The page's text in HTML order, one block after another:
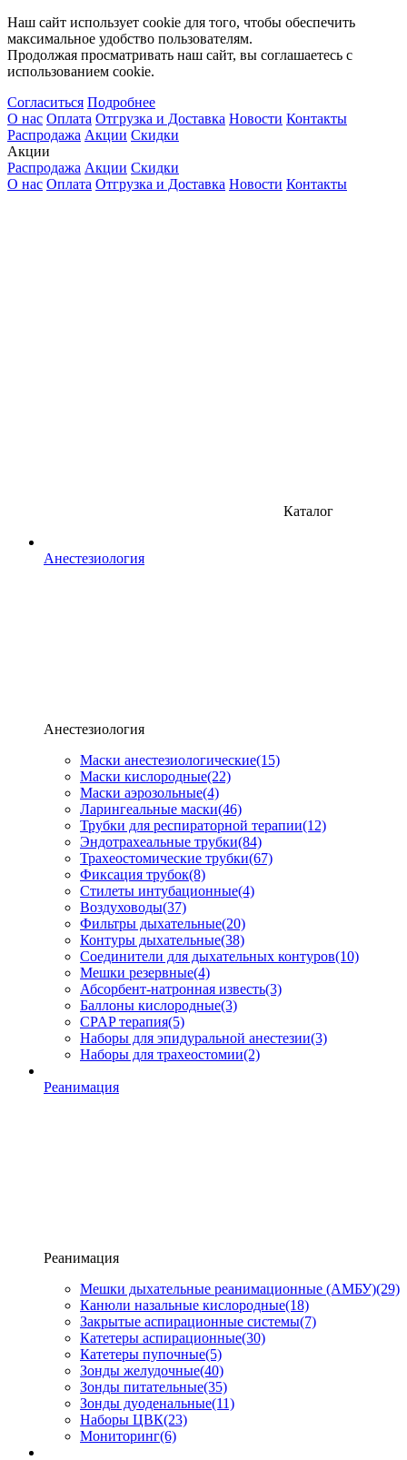
Наш сайт использует cookie для того, чтобы обеспечить
максимальное удобство пользователям.
Продолжая просматривать наш сайт, вы соглашаетесь с
использованием cookie.
Согласиться Подробнее
О нас Оплата Отгрузка и Доставка Новости Контакты
Распродажа Акции Скидки
Акции
Распродажа Акции Скидки
О нас Оплата Отгрузка и Доставка Новости Контакты
Каталог
Анестезиология
Анестезиология
Маски анестезиологические(15)
Маски кислородные(22)
Маски аэрозольные(4)
Ларингеальные маски(46)
Трубки для респираторной терапии(12)
Эндотрахеальные трубки(84)
Трахеостомические трубки(67)
Фиксация трубок(8)
Стилеты интубационные(4)
Воздуховоды(37)
Фильтры дыхательные(20)
Контуры дыхательные(38)
Соединители для дыхательных контуров(10)
Мешки резервные(4)
Абсорбент-натронная известь(3)
Баллоны кислородные(3)
CPAP терапия(5)
Наборы для эпидуральной анестезии(3)
Наборы для трахеостомии(2)
Реанимация
Реанимация
Мешки дыхательные реанимационные (АМБУ)(29)
Канюли назальные кислородные(18)
Закрытые аспирационные системы(7)
Катетеры аспирационные(30)
Катетеры пупочные(5)
Зонды желудочные(40)
Зонды питательные(35)
Зонды дуоденальные(11)
Наборы ЦВК(23)
Мониторинг(6)